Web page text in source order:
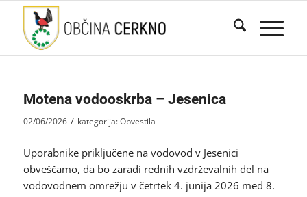
Motena vodooskrba – Jesenica
02/06/2026 / kategorija:Obvestila
Uporabnike priključene na vodovod v Jesenici
obveščamo, da bo zaradi rednih vzdrževalnih del na
vodovodnem omrežju v četrtek 4. junija 2026 med 8.